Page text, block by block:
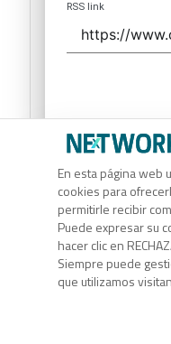
En esta página web
cookies para
permitirle recibir
Puede expresar su
hacer clic en
Siempre puede
que utilizamos
RSS link
Código
Para copiar el